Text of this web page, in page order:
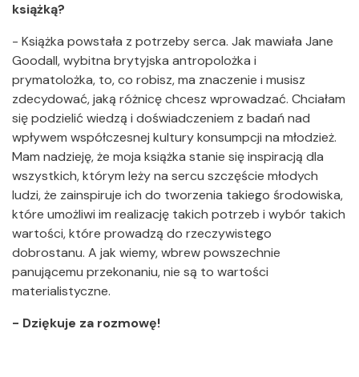
książką?
- Książka powstała z potrzeby serca. Jak mawiała Jane
Goodall, wybitna brytyjska antropolożka i
prymatolożka, to, co robisz, ma znaczenie i musisz
zdecydować, jaką różnicę chcesz wprowadzać. Chciałam
się podzielić wiedzą i doświadczeniem z badań nad
wpływem współczesnej kultury konsumpcji na młodzież.
Mam nadzieję, że moja książka stanie się inspiracją dla
wszystkich, którym leży na sercu szczęście młodych
ludzi, że zainspiruje ich do tworzenia takiego środowiska,
które umożliwi im realizację takich potrzeb i wybór takich
wartości, które prowadzą do rzeczywistego
dobrostanu. A jak wiemy, wbrew powszechnie
panującemu przekonaniu, nie są to wartości
materialistyczne.
- Dziękuje za rozmowę!